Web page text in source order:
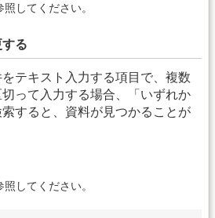
照してください。
る
テキスト入力する項目で、複数
って入力する場合、「いずれか
すると、資料が見つかることが
照してください。